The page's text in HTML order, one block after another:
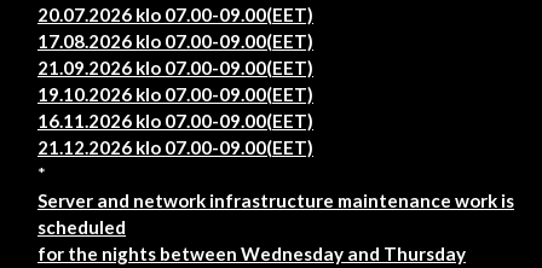
20.07.2026 klo 07.00-09.00(EET)
17.08.2026 klo 07.00-09.00(EET)
21.09.2026 klo 07.00-09.00(EET)
19.10.2026 klo 07.00-09.00(EET)
16.11.2026 klo 07.00-09.00(EET)
21.12.2026 klo 07.00-09.00(EET)
*
Server and network infrastructure maintenance work is
scheduled
for the nights between Wednesday and Thursday